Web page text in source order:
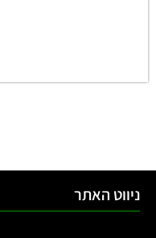
ניווט האתר